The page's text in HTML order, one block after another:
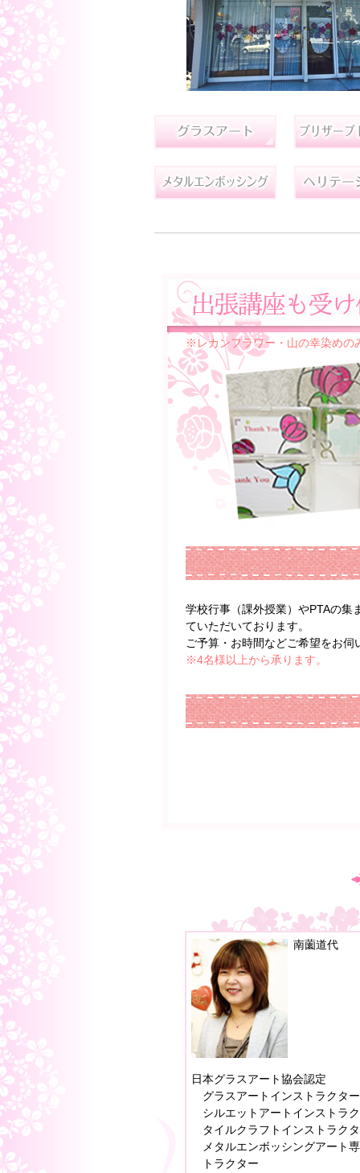
※レカンフラワー・山の幸染めの
学校行事（課外授業）やPTAの集
ていただいております。
ご予算・お時間などご希望をお
※4名様以上から承ります。
南薗道代
日本グラスアート協会認定
グラスアートインストラクター
シルエットアートインストラ
タイルクラフトインストラク
メタルエンボッシングアート
トラクター